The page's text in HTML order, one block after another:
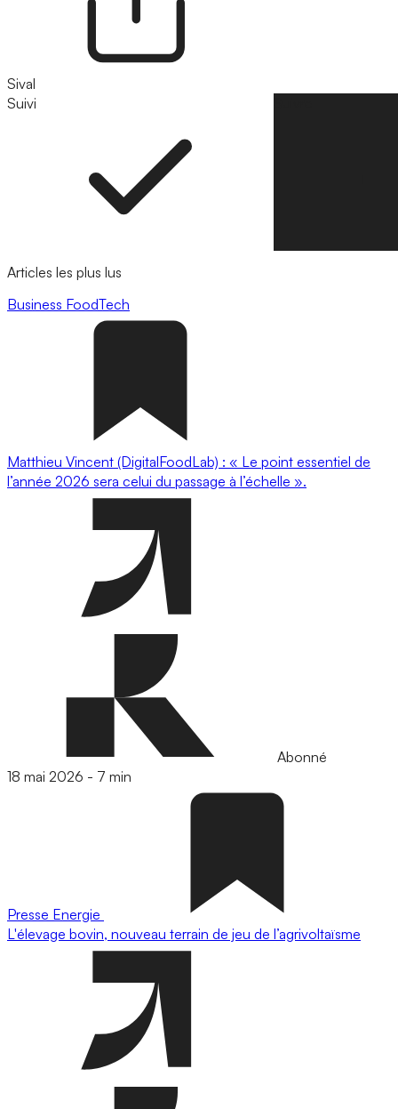
Sival
Suivi
Articles les plus lus
Business FoodTech
Matthieu Vincent (DigitalFoodLab) : « Le point essentiel de
l’année 2026 sera celui du passage à l’échelle ».
Abonné
18 mai 2026 - 7 min
Presse Energie
L'élevage bovin, nouveau terrain de jeu de l’agrivoltaïsme